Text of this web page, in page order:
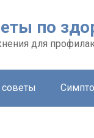
по
для